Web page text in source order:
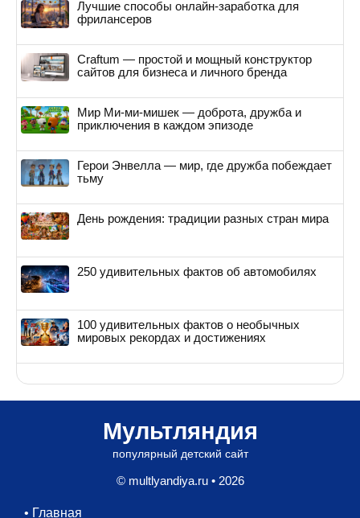
Лучшие способы онлайн-заработка для
фрилансеров
Craftum — простой и мощный конструктор
сайтов для бизнеса и личного бренда
Мир Ми-ми-мишек — доброта, дружба и
приключения в каждом эпизоде
Герои Энвелла — мир, где дружба побеждает
тьму
День рождения: традиции разных стран мира
250 удивительных фактов об автомобилях
100 удивительных фактов о необычных
мировых рекордах и достижениях
Мультляндия
популярный детский сайт
© multlyandiya.ru • 2026
• Главная